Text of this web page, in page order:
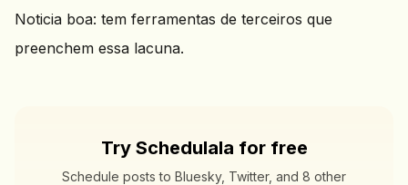
Noticia boa: tem ferramentas de terceiros que
preenchem essa lacuna.
Try Schedulala for free
Schedule posts to Bluesky, Twitter, and 8 other